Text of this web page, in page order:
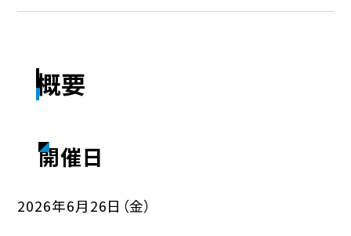
概要
開催日
2026年6月26日（金）